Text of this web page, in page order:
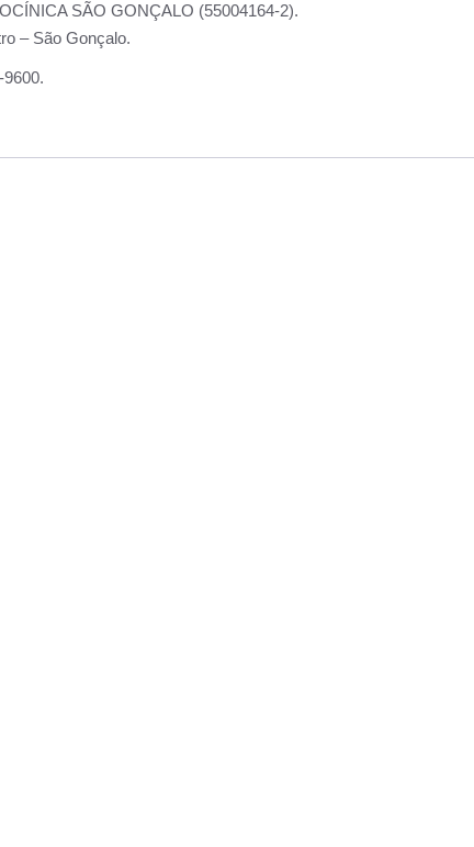
SÃO GONÇALO
– São Gonçalo.
9600.